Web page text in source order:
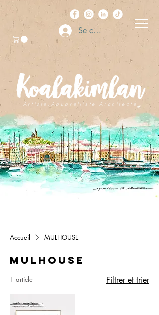
Se connecter
A r t i s t e . A q u a r e l l i s t e . A r c h i t e c t e
Accueil MULHOUSE
MULHOUSE
1 article Filtrer et trier